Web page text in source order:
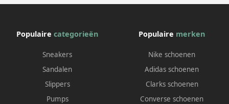
Populaire categorieën
Sneakers
Sandalen
Slippers
Pumps
Populaire merken
Nike schoenen
Adidas schoenen
Clarks schoenen
Converse schoenen